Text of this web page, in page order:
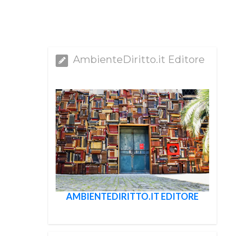
AmbienteDiritto.it Editore
AMBIENTEDIRITTO.IT EDITORE